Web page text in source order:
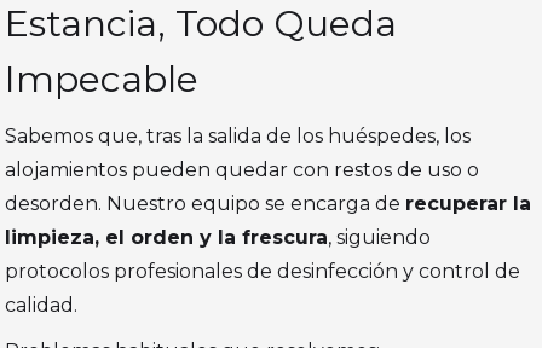
Estancia, Todo Queda
Impecable
Sabemos que, tras la salida de los huéspedes, los
alojamientos pueden quedar con restos de uso o
desorden. Nuestro equipo se encarga de recuperar la
limpieza, el orden y la frescura, siguiendo
protocolos profesionales de desinfección y control de
calidad.